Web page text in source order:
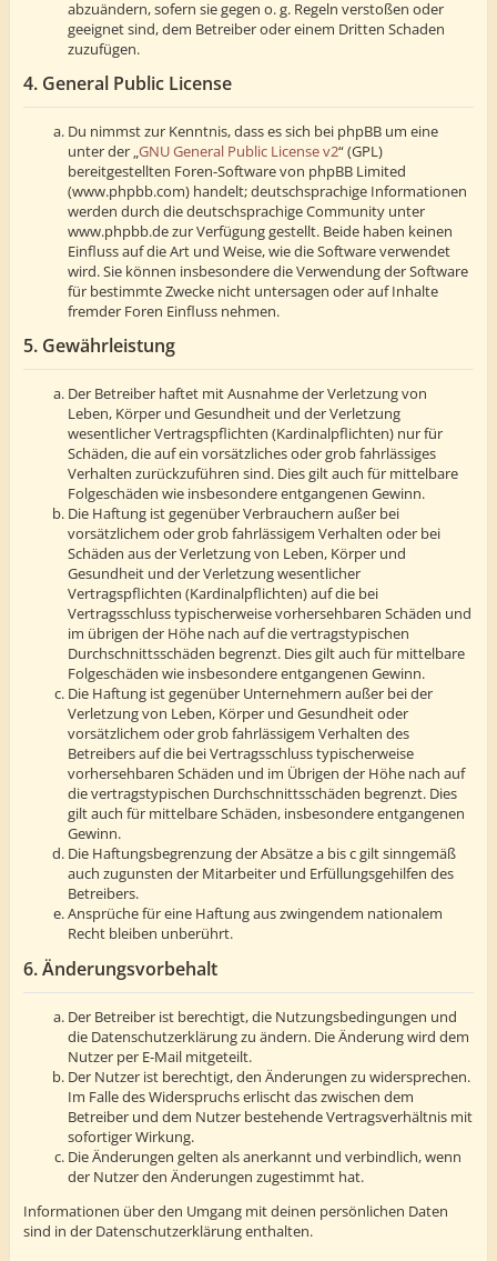
abzuändern, sofern sie gegen o. g. Regeln verstoßen oder
geeignet sind, dem Betreiber oder einem Dritten Schaden
zuzufügen.
4. General Public License
Du nimmst zur Kenntnis, dass es sich bei phpBB um eine
unter der „GNU General Public License v2“ (GPL)
bereitgestellten Foren-Software von phpBB Limited
(www.phpbb.com) handelt; deutschsprachige Informationen
werden durch die deutschsprachige Community unter
www.phpbb.de zur Verfügung gestellt. Beide haben keinen
Einfluss auf die Art und Weise, wie die Software verwendet
wird. Sie können insbesondere die Verwendung der Software
für bestimmte Zwecke nicht untersagen oder auf Inhalte
fremder Foren Einfluss nehmen.
5. Gewährleistung
Der Betreiber haftet mit Ausnahme der Verletzung von
Leben, Körper und Gesundheit und der Verletzung
wesentlicher Vertragspflichten (Kardinalpflichten) nur für
Schäden, die auf ein vorsätzliches oder grob fahrlässiges
Verhalten zurückzuführen sind. Dies gilt auch für mittelbare
Folgeschäden wie insbesondere entgangenen Gewinn.
Die Haftung ist gegenüber Verbrauchern außer bei
vorsätzlichem oder grob fahrlässigem Verhalten oder bei
Schäden aus der Verletzung von Leben, Körper und
Gesundheit und der Verletzung wesentlicher
Vertragspflichten (Kardinalpflichten) auf die bei
Vertragsschluss typischerweise vorhersehbaren Schäden und
im übrigen der Höhe nach auf die vertragstypischen
Durchschnittsschäden begrenzt. Dies gilt auch für mittelbare
Folgeschäden wie insbesondere entgangenen Gewinn.
Die Haftung ist gegenüber Unternehmern außer bei der
Verletzung von Leben, Körper und Gesundheit oder
vorsätzlichem oder grob fahrlässigem Verhalten des
Betreibers auf die bei Vertragsschluss typischerweise
vorhersehbaren Schäden und im Übrigen der Höhe nach auf
die vertragstypischen Durchschnittsschäden begrenzt. Dies
gilt auch für mittelbare Schäden, insbesondere entgangenen
Gewinn.
Die Haftungsbegrenzung der Absätze a bis c gilt sinngemäß
auch zugunsten der Mitarbeiter und Erfüllungsgehilfen des
Betreibers.
Ansprüche für eine Haftung aus zwingendem nationalem
Recht bleiben unberührt.
6. Änderungsvorbehalt
Der Betreiber ist berechtigt, die Nutzungsbedingungen und
die Datenschutzerklärung zu ändern. Die Änderung wird dem
Nutzer per E-Mail mitgeteilt.
Der Nutzer ist berechtigt, den Änderungen zu widersprechen.
Im Falle des Widerspruchs erlischt das zwischen dem
Betreiber und dem Nutzer bestehende Vertragsverhältnis mit
sofortiger Wirkung.
Die Änderungen gelten als anerkannt und verbindlich, wenn
der Nutzer den Änderungen zugestimmt hat.
Informationen über den Umgang mit deinen persönlichen Daten
sind in der Datenschutzerklärung enthalten.